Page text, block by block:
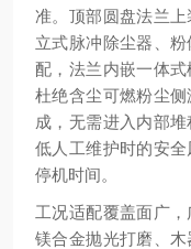
准。顶部圆盘法兰
立式脉冲除尘器、
配，法兰内嵌一体式
杜绝含尘可燃粉尘
成，无需进入内部
低人工维护时的安
停机时间。
工况适配覆盖面广
镁合金抛光打磨、